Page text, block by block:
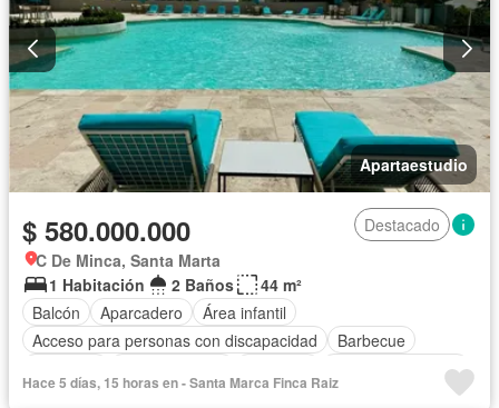
Apartaestudio
$ 580.000.000
Destacado
C De Minca, Santa Marta
1 Habitación
2 Baños
44 m²
Balcón
Aparcadero
Área infantil
Acceso para personas con discapacidad
Barbecue
Seguridad privada
Piscina
Hace 5 días, 15 horas en - Santa Marca Finca Raiz